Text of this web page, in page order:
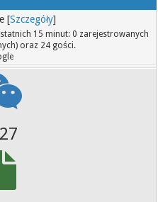
[Szczegóły]
15 minut: 0 zarejestrowanych
oraz 24 gości.